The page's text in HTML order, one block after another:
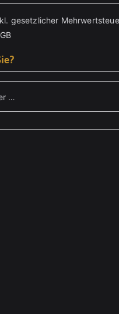
gesetzlicher